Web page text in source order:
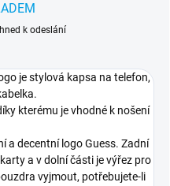
k odeslání
je stylová kapsa na telefon,
kterému je vhodné k nošení
a decentní logo Guess. Zadní
a v dolní části je výřez pro
vyjmout, potřebujete-li